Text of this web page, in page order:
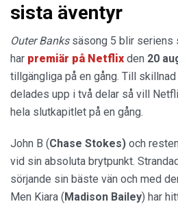
sista äventyr
Outer Bankssäsong 5 blir seriens
har premiär på Netflix den 20
tillgängliga på en gång. Till
delades upp i två delar så vill
hela slutkapitlet på en gång.
John B (Chase Stokes) och
vid sin absoluta brytpunkt.
sörjande sin bäste vän och med
Men Kiara (Madison Bailey) har